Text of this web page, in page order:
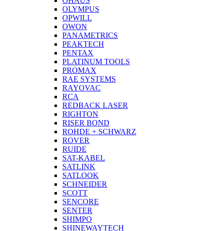
OLYMPUS
OPWILL
OWON
PANAMETRICS
PEAKTECH
PENTAX
PLATINUM TOOLS
PROMAX
RAE SYSTEMS
RAYOVAC
RCA
REDBACK LASER
RIGHTON
RISER BOND
ROHDE + SCHWARZ
ROVER
RUIDE
SAT-KABEL
SATLINK
SATLOOK
SCHNEIDER
SCOTT
SENCORE
SENTER
SHIMPO
SHINEWAYTECH